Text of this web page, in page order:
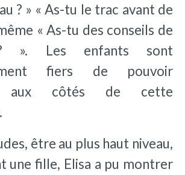
? » « As-tu le trac avant de
« As-tu des conseils de
». Les enfants sont
fiers de pouvoir
aux côtés de cette
être au plus haut niveau,
une fille, Elisa a pu montrer